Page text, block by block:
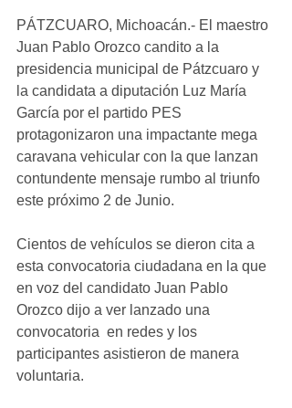
PÁTZCUARO, Michoacán.- El maestro
Juan Pablo Orozco candito a la
presidencia municipal de Pátzcuaro y
la candidata a diputación Luz María
García por el partido PES
protagonizaron una impactante mega
caravana vehicular con la que lanzan
contundente mensaje rumbo al triunfo
este próximo 2 de Junio.
Cientos de vehículos se dieron cita a
esta convocatoria ciudadana en la que
en voz del candidato Juan Pablo
Orozco dijo a ver lanzado una
convocatoria  en redes y los
participantes asistieron de manera
voluntaria.